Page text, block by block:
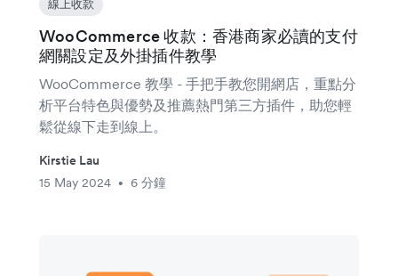
線上收款
WooCommerce 收款：香港商家必讀的支付
網關設定及外掛插件教學
WooCommerce 教學 - 手把手教您開網店，重點分
析平台特色與優勢及推薦熱門第三方插件，助您輕
鬆從線下走到線上。
Kirstie Lau
15 May 2024
• 6 分鐘